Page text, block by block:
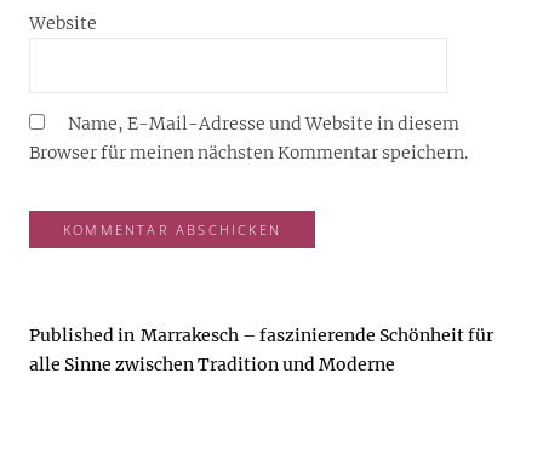
Website
Name, E-Mail-Adresse und Website in diesem
Browser für meinen nächsten Kommentar speichern.
Published in Marrakesch – faszinierende Schönheit für
alle Sinne zwischen Tradition und Moderne